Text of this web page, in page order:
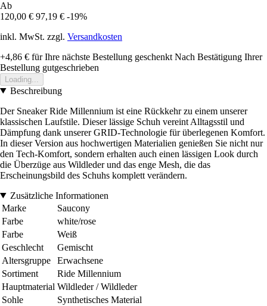
Ab
120,00 € 97,19 € -19%
inkl. MwSt. zzgl. Versandkosten
+4,86 € für Ihre nächste Bestellung geschenkt Nach Bestätigung Ihrer
Bestellung gutgeschrieben
Loading...
Beschreibung
Der Sneaker Ride Millennium ist eine Rückkehr zu einem unserer
klassischen Laufstile. Dieser lässige Schuh vereint Alltagsstil und
Dämpfung dank unserer GRID-Technologie für überlegenen Komfort.
In dieser Version aus hochwertigen Materialien genießen Sie nicht nur
den Tech-Komfort, sondern erhalten auch einen lässigen Look durch
die Überzüge aus Wildleder und das enge Mesh, die das
Erscheinungsbild des Schuhs komplett verändern.
Zusätzliche Informationen
Marke
Saucony
Farbe
white/rose
Farbe
Weiß
Geschlecht
Gemischt
Altersgruppe
Erwachsene
Sortiment
Ride Millennium
Hauptmaterial Wildleder / Wildleder
Sohle
Synthetisches Material